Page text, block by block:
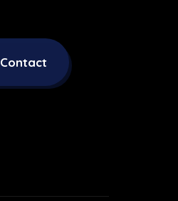
Contact